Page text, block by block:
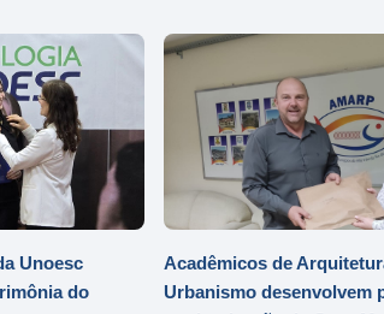
Unoesc
do
Acadêmicos de
Urbanismo desenvolvem